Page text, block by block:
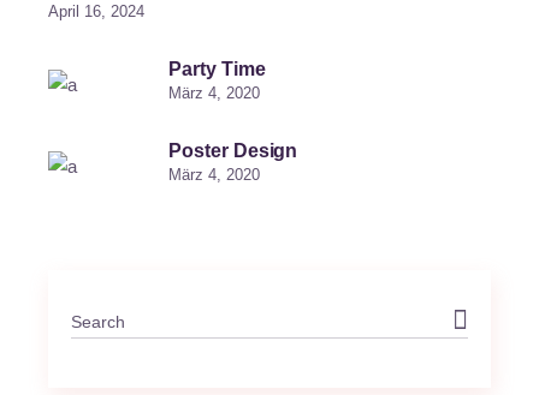
April 16, 2024
Party Time
März 4, 2020
Poster Design
März 4, 2020